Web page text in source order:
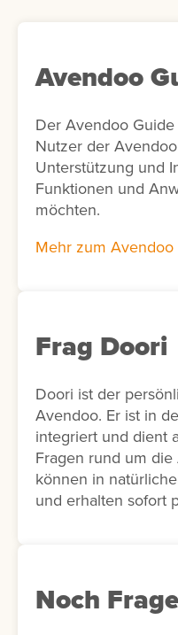
Avendoo
Der Avendoo
Nutzer der
Unterstützung und
Funktionen und
möchten.
Mehr zum
Frag Doori
Doori ist der
Avendoo. Er ist in
integriert und dient
Fragen rund um
können in
und erhalten sofort
Noch